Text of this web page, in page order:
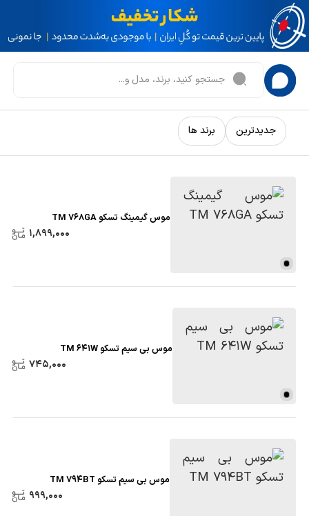
جدیدترین برند ها
موس گیمینگ تسکو TM 768GA
1,899,000
موس بی سیم تسکو TM 641W
745,000
موس بی سیم تسکو TM 794BT
999,000